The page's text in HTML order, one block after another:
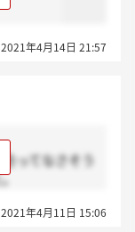
2021年4月14日 21:57
ってなさそう
2021年4月11日 15:06